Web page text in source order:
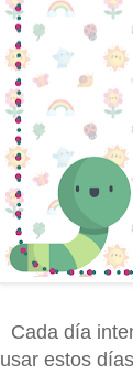
Cada día
usar estos